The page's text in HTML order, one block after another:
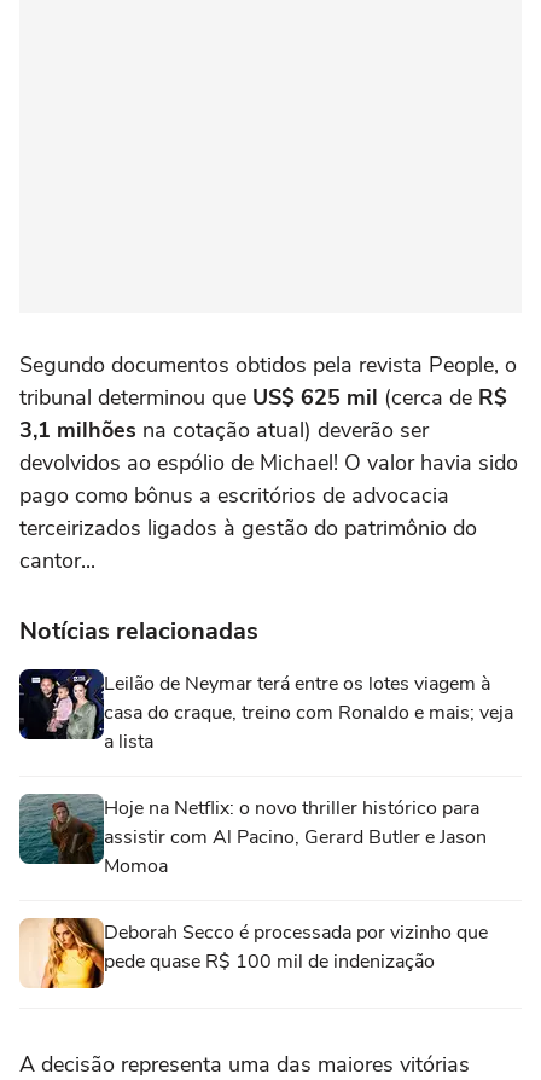
Segundo documentos obtidos pela revista People, o
tribunal determinou que US$ 625 mil (cerca de R$
3,1 milhões na cotação atual) deverão ser
devolvidos ao espólio de Michael! O valor havia sido
pago como bônus a escritórios de advocacia
terceirizados ligados à gestão do patrimônio do
cantor...
Notícias relacionadas
Leilão de Neymar terá entre os lotes viagem à
casa do craque, treino com Ronaldo e mais; veja
a lista
Hoje na Netflix: o novo thriller histórico para
assistir com Al Pacino, Gerard Butler e Jason
Momoa
Deborah Secco é processada por vizinho que
pede quase R$ 100 mil de indenização
A decisão representa uma das maiores vitórias